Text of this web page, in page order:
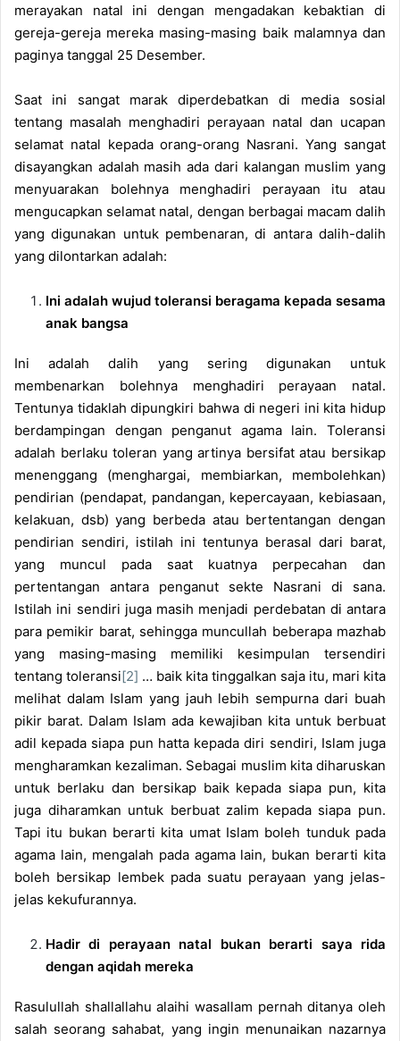
merayakan natal ini dengan mengadakan kebaktian di
gereja-gereja mereka masing-masing baik malamnya dan
paginya tanggal 25 Desember.
Saat ini sangat marak diperdebatkan di media sosial
tentang masalah menghadiri perayaan natal dan ucapan
selamat natal kepada orang-orang Nasrani. Yang sangat
disayangkan adalah masih ada dari kalangan muslim yang
menyuarakan bolehnya menghadiri perayaan itu atau
mengucapkan selamat natal, dengan berbagai macam dalih
yang digunakan untuk pembenaran, di antara dalih-dalih
yang dilontarkan adalah:
Ini adalah wujud toleransi beragama kepada sesama
anak bangsa
Ini adalah dalih yang sering digunakan untuk
membenarkan bolehnya menghadiri perayaan natal.
Tentunya tidaklah dipungkiri bahwa di negeri ini kita hidup
berdampingan dengan penganut agama lain. Toleransi
adalah berlaku toleran yang artinya bersifat atau bersikap
menenggang (menghargai, membiarkan, membolehkan)
pendirian (pendapat, pandangan, kepercayaan, kebiasaan,
kelakuan, dsb) yang berbeda atau bertentangan dengan
pendirian sendiri, istilah ini tentunya berasal dari barat,
yang muncul pada saat kuatnya perpecahan dan
pertentangan antara penganut sekte Nasrani di sana.
Istilah ini sendiri juga masih menjadi perdebatan di antara
para pemikir barat, sehingga muncullah beberapa mazhab
yang masing-masing memiliki kesimpulan tersendiri
tentang toleransi[2] … baik kita tinggalkan saja itu, mari kita
melihat dalam Islam yang jauh lebih sempurna dari buah
pikir barat. Dalam Islam ada kewajiban kita untuk berbuat
adil kepada siapa pun hatta kepada diri sendiri, Islam juga
mengharamkan kezaliman. Sebagai muslim kita diharuskan
untuk berlaku dan bersikap baik kepada siapa pun, kita
juga diharamkan untuk berbuat zalim kepada siapa pun.
Tapi itu bukan berarti kita umat Islam boleh tunduk pada
agama lain, mengalah pada agama lain, bukan berarti kita
boleh bersikap lembek pada suatu perayaan yang jelas-
jelas kekufurannya.
Hadir di perayaan natal bukan berarti saya rida
dengan aqidah mereka
Rasulullah shallallahu alaihi wasallam pernah ditanya oleh
salah seorang sahabat, yang ingin menunaikan nazarnya